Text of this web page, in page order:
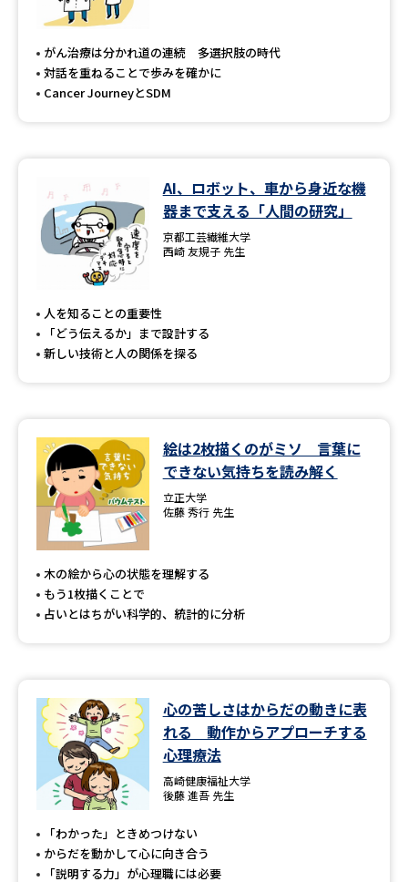
がん治療は分かれ道の連続 多選択肢の時代
対話を重ねることで歩みを確かに
Cancer JourneyとSDM
AI、ロボット、車から身近な機
器まで支える「人間の研究」
京都工芸繊維大学
西崎 友規子 先生
人を知ることの重要性
「どう伝えるか」まで設計する
新しい技術と人の関係を探る
絵は2枚描くのがミソ 言葉に
できない気持ちを読み解く
立正大学
佐藤 秀行 先生
木の絵から心の状態を理解する
もう1枚描くことで
占いとはちがい科学的、統計的に分析
心の苦しさはからだの動きに表
れる 動作からアプローチする
心理療法
高崎健康福祉大学
後藤 進吾 先生
「わかった」ときめつけない
からだを動かして心に向き合う
「説明する力」が心理職には必要